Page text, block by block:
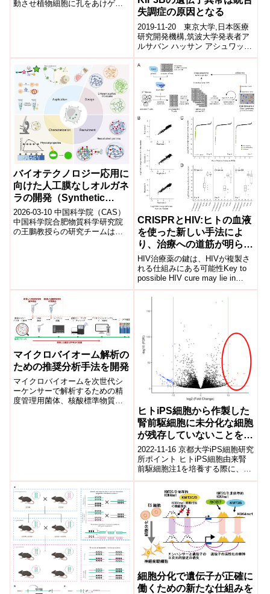
的な作製を可能に～
動させ植物細胞に孔をあけゲノ
失調症の原因となる
2019-11-20 東京大学,日本医療
研究開発機構,筑波大学発表者ア
ルサバン ハッサン アシュワック
（研究当時：東京大学大学院医
学系研究科 分子細胞生物学専
攻...
バイオテクノロジー応用に
向けた人工膜なしオルガネ
ラの開発（Synthetic
Membraneless
Organelles Developed for
Biotechnological
2026-03-10 中国科学院（CAS）
中国科学院合肥物質科学研究院
の王鵬教授らの研究チームは、
CRISPRとHIV:ヒトの血液
を使った新しい手法によ
り、治療への道筋が明らか
になる(CRISPR and HIV:
New technique in human
blood unveils potential
paths toward cure)
HIV治療薬の鍵は、HIVが複製さ
れる仕組みにある可能性Key to
possible HIV cure may lie in
mechanisms behin...
マイクロバイオーム解析の
ための推奨分析手法を開発
マイクロバイオームを次世代シ
ーケンサーで解析するための精
度管理用菌体、核酸標準物質
ヒトiPS細胞から作製した
腎前駆細胞に未分化な細胞
が残存していないことを確
認する方法の開発
2022-11-16 京都大学iPS細胞研究
所ポイント ヒトiPS細胞由来腎
前駆細胞注1を培養する際に、適
切なiPS細胞のマーカーとして
MIR302CHG 注2...
細胞分化で遺伝子が正確に
働くための新たな仕組みを